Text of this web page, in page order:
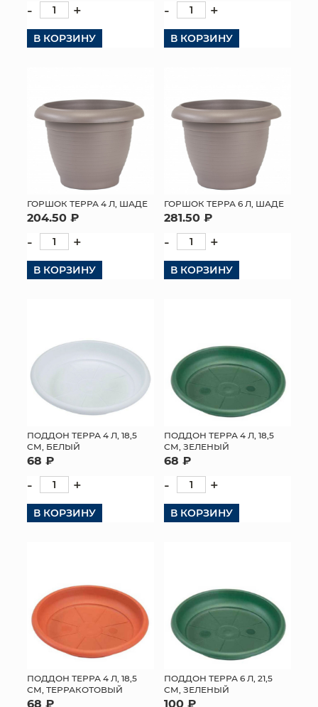
ОПТОВЫМ КЛИЕНТАМ
- +
В КОРЗИНУ
- +
В КОРЗИНУ
ГОРШОК ТЕРРА 4 Л, ШАДЕ
204.50 ₽
- +
В КОРЗИНУ
ГОРШОК ТЕРРА 6 Л, ШАДЕ
281.50 ₽
- +
В КОРЗИНУ
ПОДДОН ТЕРРА 4 Л, 18,5
СМ, БЕЛЫЙ
68 ₽
- +
В КОРЗИНУ
ПОДДОН ТЕРРА 4 Л, 18,5
СМ, ЗЕЛЕНЫЙ
68 ₽
- +
В КОРЗИНУ
ПОДДОН ТЕРРА 4 Л, 18,5
СМ, ТЕРРАКОТОВЫЙ
68 ₽
ПОДДОН ТЕРРА 6 Л, 21,5
СМ, ЗЕЛЕНЫЙ
100 ₽